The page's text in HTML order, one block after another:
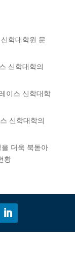
학대학원 문
신학대학의
이스 신학대학
신학대학의
더욱 북돋아
황